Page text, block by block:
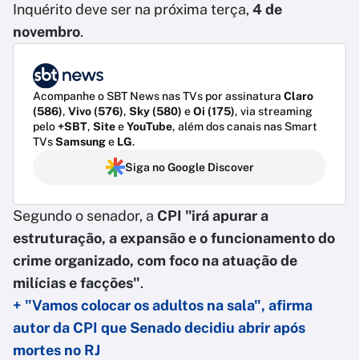
Inquérito deve ser na próxima terça, 4 de
novembro.
Acompanhe o SBT News nas TVs por assinatura Claro
(586), Vivo (576), Sky (580) eOi (175), via streaming
pelo+SBT, SiteeYouTube, além dos canais nas Smart
TVsSamsunge LG.
Siga no Google Discover
Segundo o senador, a CPI "irá apurar a
estruturação, a expansão e o funcionamento do
crime organizado, com foco na atuação de
milícias e facções".
+ "Vamos colocar os adultos na sala", afirma
autor da CPI que Senado decidiu abrir após
mortes no RJ